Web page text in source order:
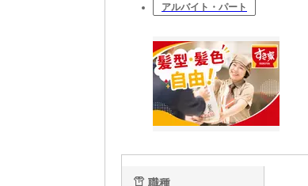
アルバイト・パート
職種